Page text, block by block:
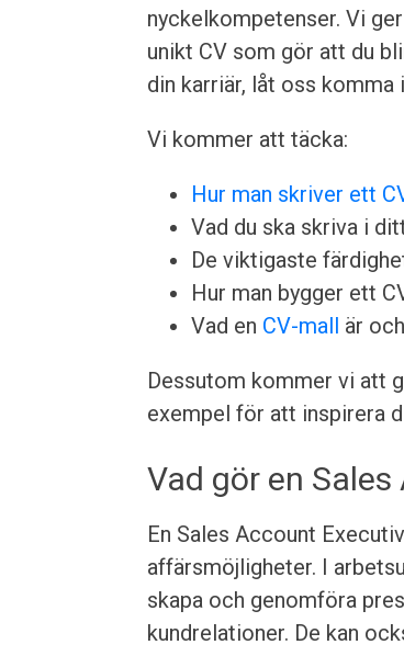
nyckelkompetenser. Vi
unikt CV som gör att du
din karriär, låt oss komma
Vi kommer att täcka:
Hur man skriver ett
Vad du ska skriva i
De viktigaste
Hur man bygger ett
Vad en CV-mall är
Dessutom kommer vi att
exempel för att inspirera
Vad gör en
En Sales Account
affärsmöjligheter. I
skapa och genomföra
kundrelationer. De kan